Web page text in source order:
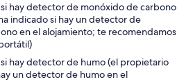
hay detector de monóxido de carbono
indicado si hay un detector de
en el alojamiento; te recomendamos
hay detector de humo (el propietario
un detector de humo en el